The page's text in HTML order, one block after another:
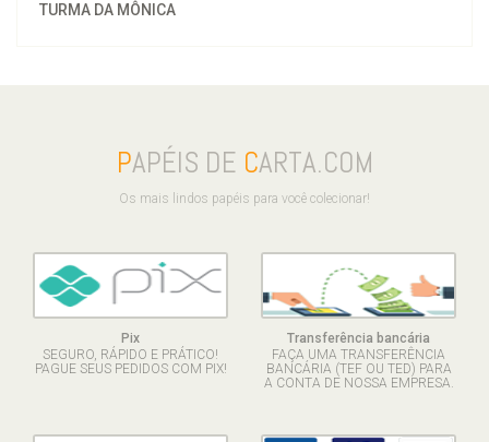
TURMA DA MÔNICA
PAPÉIS DE CARTA.COM
Os mais lindos papéis para você colecionar!
Pix
SEGURO, RÁPIDO E PRÁTICO!
PAGUE SEUS PEDIDOS COM PIX!
Transferência bancária
FAÇA UMA TRANSFERÊNCIA
BANCÁRIA (TEF OU TED) PARA
A CONTA DE NOSSA EMPRESA.